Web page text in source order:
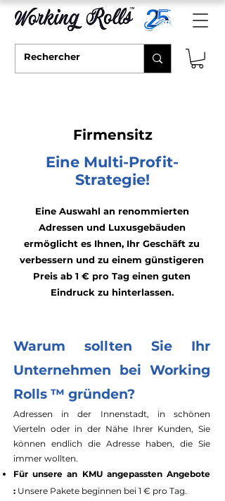
Firmensitz
Eine Multi-Profit-
Strategie!
Eine Auswahl an renommierten
Adressen und Luxusgebäuden
ermöglicht es Ihnen, Ihr Geschäft zu
verbessern und zu einem günstigeren
Preis ab 1 € pro Tag einen guten
Eindruck zu hinterlassen.
Warum sollten Sie Ihr
Unternehmen bei Working
Rolls ™ gründen?
Adressen in der Innenstadt, in schönen
Vierteln oder in der Nähe Ihrer Kunden, Sie
können endlich die Adresse haben, die Sie
immer wollten.
Für unsere an KMU angepassten Angebote
: Unsere Pakete beginnen bei 1 € pro Tag.